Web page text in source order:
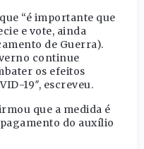
“é importante que
e vote, ainda
de Guerra).
continue
os efeitos
19″, escreveu.
que a medida é
do auxílio